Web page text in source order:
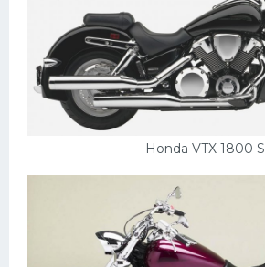
Honda VTX 1800 S
Шкода
Вертолеты
Мазда
Самокаты
Прогулочные суда